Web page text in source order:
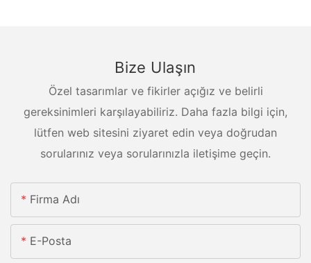
Bize Ulaşın
Özel tasarımlar ve fikirler açığız ve belirli
gereksinimleri karşılayabiliriz. Daha fazla bilgi için,
lütfen web sitesini ziyaret edin veya doğrudan
sorularınız veya sorularınızla iletişime geçin.
Firma Adı
E-Posta